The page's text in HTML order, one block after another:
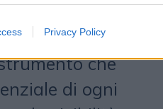
Privacy Policy
e trasforma
che
di ogni